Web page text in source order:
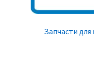
Запчасти